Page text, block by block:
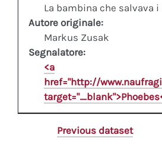
La bambina che salvava
Autore originale:
Markus Zusak
Segnalatore:
<a
href="http://
Previous dataset